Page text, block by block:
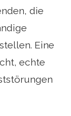
die
Eine
echte